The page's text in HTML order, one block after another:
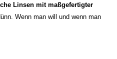
Linsen mit maßgefertigter
Wenn man will und wenn man